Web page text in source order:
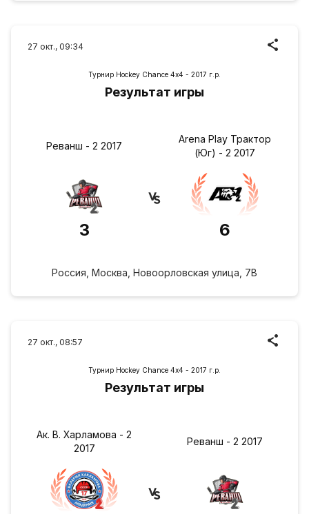
27 окт., 09:34
Турнир Hockey Chance 4х4 - 2017 г.р.
Результат игры
Реванш - 2 2017
3
Arena Play Трактор
(Юг) - 2 2017
6
Россия, Москва, Новоорловская улица, 7В
27 окт., 08:57
Турнир Hockey Chance 4х4 - 2017 г.р.
Результат игры
Ак. В. Харламова - 2
2017
Реванш - 2 2017